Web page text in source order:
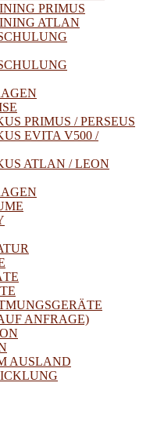
PRIMUS
ATLAN
PRIMUS / PERSEUS
EVITA V500 /
ATLAN / LEON
ANFRAGE)
AUSLAND